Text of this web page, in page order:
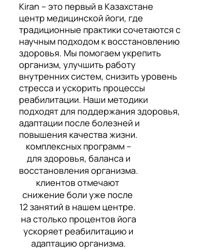
Kiran – это первый в Казахстане
центр медицинской йоги, где
традиционные практики сочетаются с
научным подходом к восстановлению
здоровья. Мы помогаем укрепить
организм, улучшить работу
внутренних систем, снизить уровень
стресса и ускорить процессы
реабилитации. Наши методики
подходят для поддержания здоровья,
адаптации после болезней и
повышения качества жизни.
комплексных программ –
для здоровья, баланса и
восстановления организма.
клиентов отмечают
снижение боли уже после
12 занятий в нашем центре.
на столько процентов йога
ускоряет реабилитацию и
адаптацию организма.